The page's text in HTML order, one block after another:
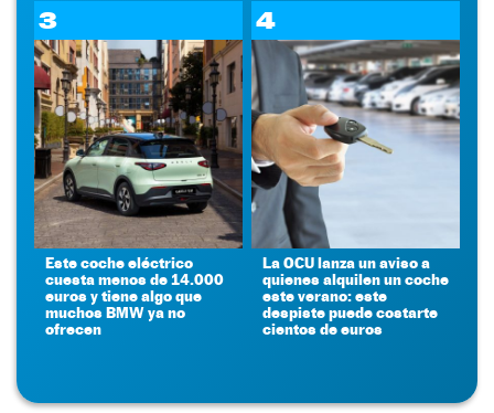
3
Este coche eléctrico
cuesta menos de 14.000
euros y tiene algo que
muchos BMW ya no
ofrecen
4
La OCU lanza un aviso a
quienes alquilen un coche
este verano: este
despiste puede costarte
cientos de euros